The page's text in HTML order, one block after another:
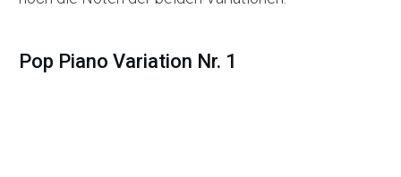
Pop Piano Variation Nr. 1